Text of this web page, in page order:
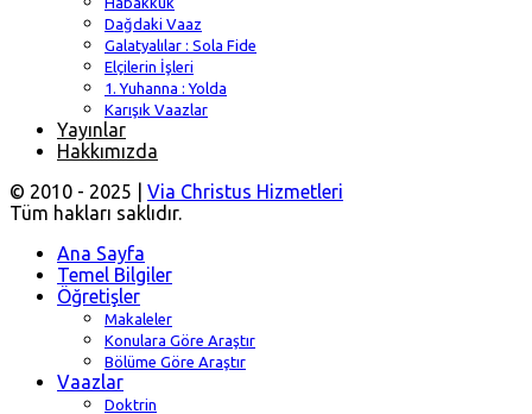
Dağdaki Vaaz
Galatyalılar : Sola Fide
Elçilerin İşleri
1. Yuhanna : Yolda
Karışık Vaazlar
Yayınlar
Hakkımızda
© 2010 - 2025 | Via Christus Hizmetleri
Tüm hakları saklıdır.
Ana Sayfa
Temel Bilgiler
Öğretişler
Makaleler
Konulara Göre Araştır
Bölüme Göre Araştır
Vaazlar
Doktrin